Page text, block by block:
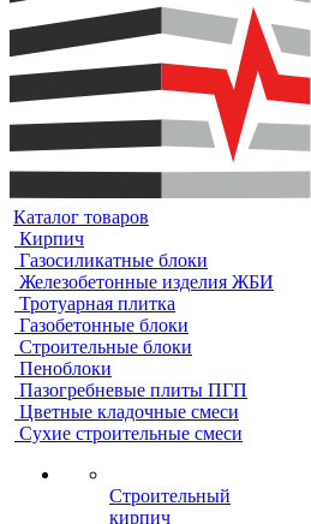
Каталог товаров
Кирпич
Газосиликатные блоки
Железобетонные изделия ЖБИ
Тротуарная плитка
Газобетонные блоки
Строительные блоки
Пеноблоки
Пазогребневые плиты ПГП
Цветные кладочные смеси
Сухие строительные смеси
Строительный
кирпич